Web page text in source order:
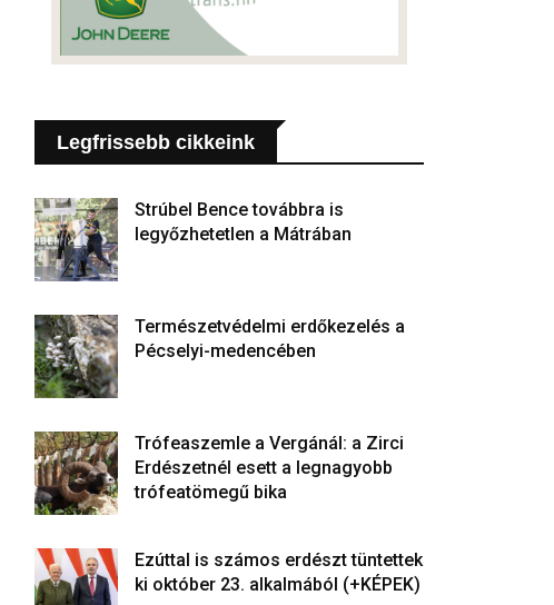
Legfrissebb cikkeink
Strúbel Bence továbbra is
legyőzhetetlen a Mátrában
Természetvédelmi erdőkezelés a
Pécselyi-medencében
Trófeaszemle a Vergánál: a Zirci
Erdészetnél esett a legnagyobb
trófeatömegű bika
Ezúttal is számos erdészt tüntettek
ki október 23. alkalmából (+KÉPEK)